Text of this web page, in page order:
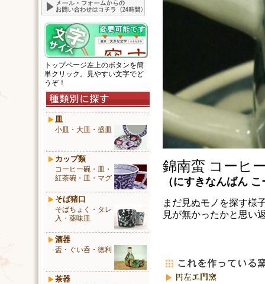
トップページ左上のボタンを簡
単クリック。見やすい文字でど
うぞ！
皿
小皿・大皿・盛皿
カップ類
コーヒー碗・皿・
紅茶碗・皿・マグ
そば猪口
そばちょく・タレ
入・薬味皿
酒器
盃・ぐい呑・徳利
茶器
錦南蛮 コーヒ
（にすきなんばん
まだ見ぬモノを探す様
見が無かったかと思い